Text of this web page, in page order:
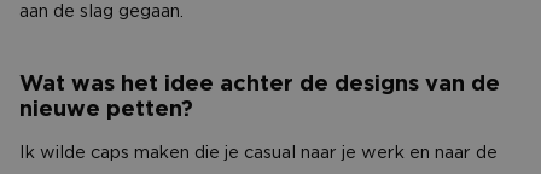
aan de slag gegaan.
Wat was het idee achter de designs van de
nieuwe petten?
Ik wilde caps maken die je casual naar je werk en naar de